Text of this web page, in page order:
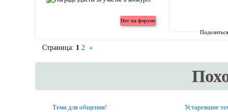
Страница: 1 2 »
Тема для общения! Устаревшие